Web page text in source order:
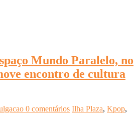
Mundo Paralelo, no
encontro de cultura
0 comentários Ilha Plaza, Kpop,